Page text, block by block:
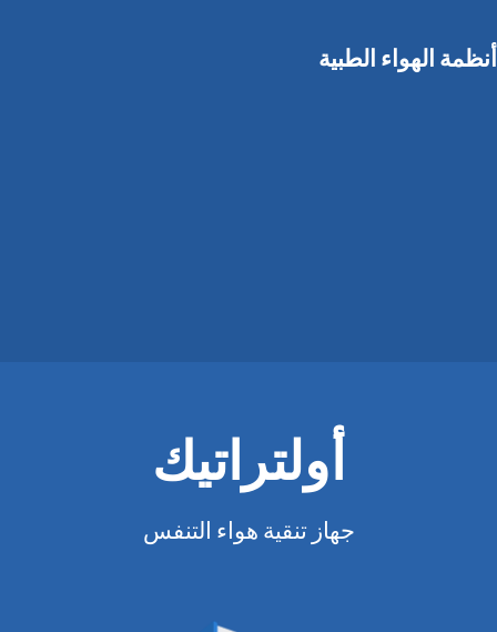
أنظمة الهواء الطبية
أولتراتيك
جهاز تنقية هواء التنفس